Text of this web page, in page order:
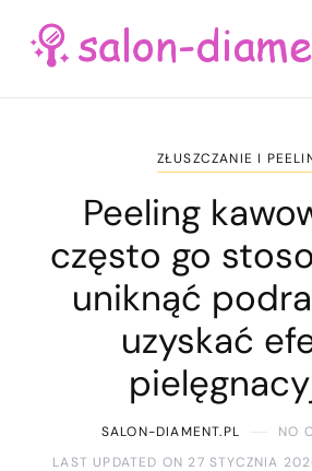
ZŁUSZCZANIE I
Peeling
często go
uniknąć
uzyskać
SALON-DIAMENT.PL
NO
LAST UPDATED ON 27 STYCZNIA